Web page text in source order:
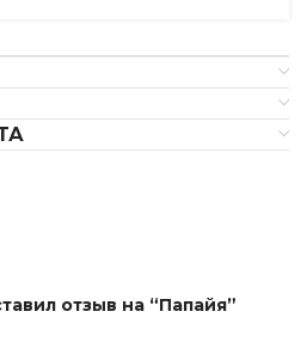
отзыв на “Папайя”